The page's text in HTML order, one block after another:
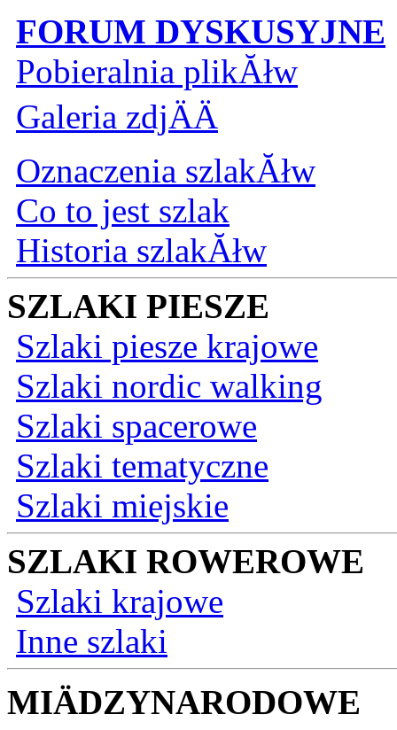
FORUM DYSKUSYJNE
Pobieralnia plikĂłw
Galeria zdjÄÄ
Oznaczenia szlakĂłw
Co to jest szlak
Historia szlakĂłw
SZLAKI PIESZE
Szlaki piesze krajowe
Szlaki nordic walking
Szlaki spacerowe
Szlaki tematyczne
Szlaki miejskie
SZLAKI ROWEROWE
Szlaki krajowe
Inne szlaki
MIÄDZYNARODOWE